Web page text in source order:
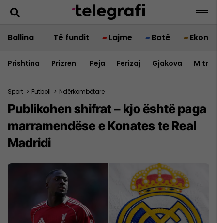
Ballina Të fundit Lajme Botë
Prishtina Prizreni Peja Ferizaj Gjakova
Sport > Futboll > Ndërkombëtare
Publikohen shifrat – kjo është paga
marramendëse e Konates te Real
Madridi